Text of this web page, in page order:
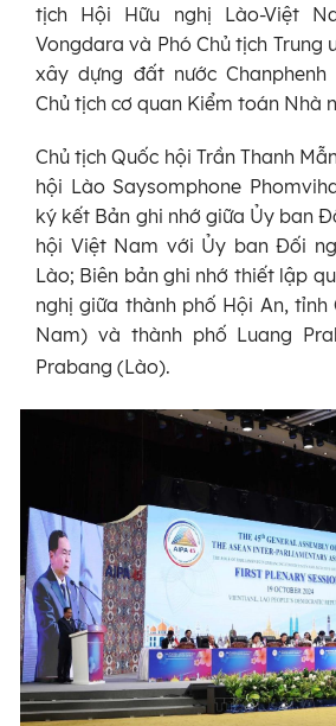
tịch Hội Hữu nghị Lào-Việt
Vongdara và Phó Chủ tịch Trung
xây dựng đất nước
Chủ tịch cơ quan Kiểm toán Nhà
Chủ tịch Quốc hội Trần Thanh
hội Lào Saysomphone
ký kết Bản ghi nhớ giữa Ủy ban
hội Việt Nam với Ủy ban Đối
Lào; Biên bản ghi nhớ thiết lập
nghị giữa thành phố Hội An,
Nam) và thành phố Luang
Prabang (Lào).